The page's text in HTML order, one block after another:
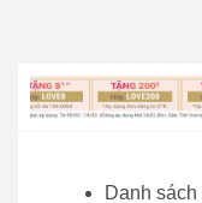
Danh